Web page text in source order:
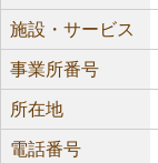
施設・サービス
事業所番号
所在地
電話番号